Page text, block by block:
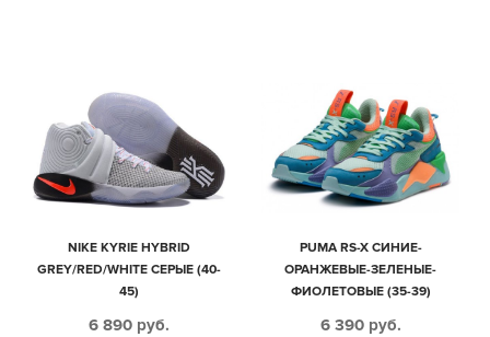
NIKE KYRIE HYBRID
GREY/RED/WHITE СЕРЫЕ (40-
45)
6 890 руб.
PUMA RS-X СИНИЕ-
ОРАНЖЕВЫЕ-ЗЕЛЕНЫЕ-
ФИОЛЕТОВЫЕ (35-39)
6 390 руб.